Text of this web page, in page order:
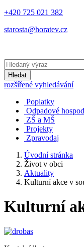
+420 725 021 382
starosta@horatev.cz
Hledat
rozšířené vyhledávání
Poplatky
Odpadové
ZŠ a MŠ
Projekty
Zpravodaj
Úvodní stránka
Život v obci
Aktuality
Kulturní akce v
Kulturní